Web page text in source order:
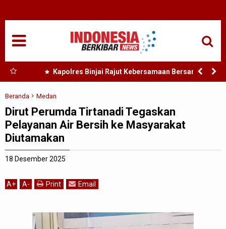
Kapolres Binjai Rajut Kebersamaan Bersama
Komunitas Ojek Online Kota Binjai
Beranda Medan
Dirut Perumda Tirtanadi Tegaskan
Pelayanan Air Bersih ke Masyarakat
Diutamakan
18 Desember 2025
A+ A- Print Email
NASIONAL
SUMUT
TANJUNGBALAI
ACEH
EDUKASI
ADVETORIAL
REDAKSI